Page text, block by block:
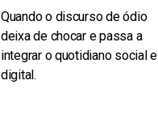
Quando o discurso de ódio
deixa de chocar e passa a
integrar o quotidiano social e
digital.